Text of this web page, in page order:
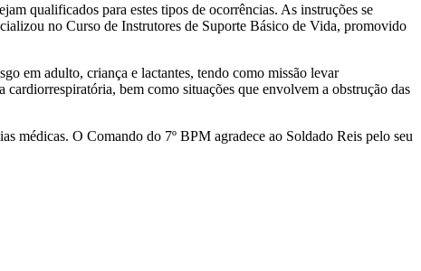
qualificados para estes tipos de ocorrências. As instruções se
no Curso de Instrutores de Suporte Básico de Vida, promovido
em adulto, criança e lactantes, tendo como missão levar
bem como situações que envolvem a obstrução das
médicas. O Comando do 7º BPM agradece ao Soldado Reis pelo seu